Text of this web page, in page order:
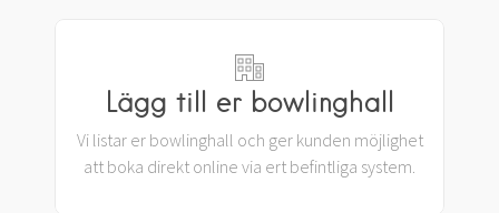
Lägg till er bowlinghall
Vi listar er bowlinghall och ger kunden möjlighet
att boka direkt online via ert befintliga system.